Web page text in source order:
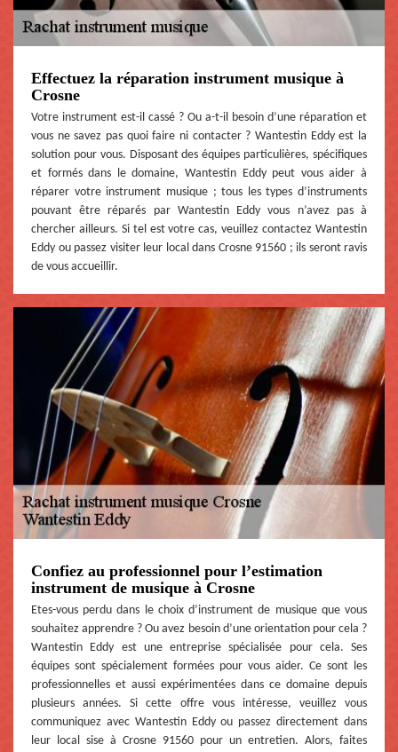
Effectuez la réparation instrument musique à
Crosne
Votre instrument est-il cassé ? Ou a-t-il besoin d’une réparation et
vous ne savez pas quoi faire ni contacter ? Wantestin Eddy est la
solution pour vous. Disposant des équipes particulières, spécifiques
et formés dans le domaine, Wantestin Eddy peut vous aider à
réparer votre instrument musique ; tous les types d’instruments
pouvant être réparés par Wantestin Eddy vous n’avez pas à
chercher ailleurs. Si tel est votre cas, veuillez contactez Wantestin
Eddy ou passez visiter leur local dans Crosne 91560 ; ils seront ravis
de vous accueillir.
Confiez au professionnel pour l’estimation
instrument de musique à Crosne
Etes-vous perdu dans le choix d’instrument de musique que vous
souhaitez apprendre ? Ou avez besoin d’une orientation pour cela ?
Wantestin Eddy est une entreprise spécialisée pour cela. Ses
équipes sont spécialement formées pour vous aider. Ce sont les
professionnelles et aussi expérimentées dans ce domaine depuis
plusieurs années. Si cette offre vous intéresse, veuillez vous
communiquez avec Wantestin Eddy ou passez directement dans
leur local sise à Crosne 91560 pour un entretien. Alors, faites